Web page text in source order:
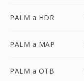
PALM a HDR
PALM a MAP
PALM a OTB